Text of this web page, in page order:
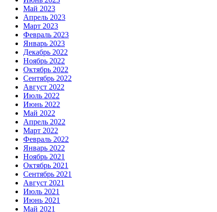
Май 2023
Апрель 2023
Март 2023
Февраль 2023
Январь 2023
Декабрь 2022
Ноябрь 2022
Октябрь 2022
Сентябрь 2022
Август 2022
Июль 2022
Июнь 2022
Май 2022
Апрель 2022
Март 2022
Февраль 2022
Январь 2022
Ноябрь 2021
Октябрь 2021
Сентябрь 2021
Август 2021
Июль 2021
Июнь 2021
Май 2021